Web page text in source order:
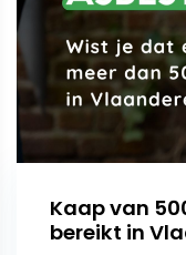
Kaap van
bereikt in